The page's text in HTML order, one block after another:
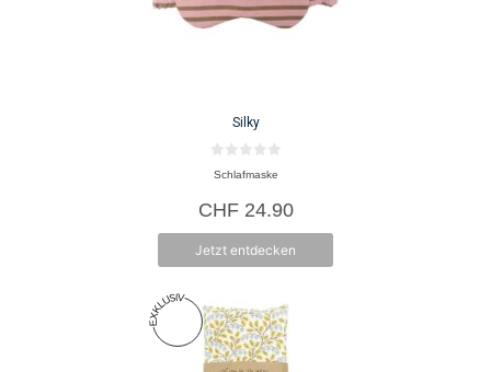
Silky
0
v
n
5
Schlafmaske
CHF24.90
Jetzt entdecken